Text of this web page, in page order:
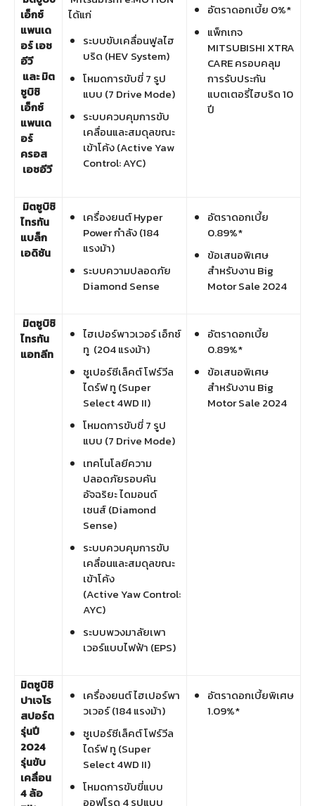
เอ็กซ์
แพนเด
อร์เอช
อีวี
และมิต
ซูบิชิ
เอ็กซ์
แพนเด
อร์
ครอส
เอชอีวี
ได้แก่
ระบบขับเคลื่อนฟูลไฮ
บริด (HEV System)
โหมดการขับขี่ 7 รูป
แบบ (7 Drive Mode)
ระบบควบคุมการขับ
เคลื่อนและสมดุลขณะ
เข้าโค้ง (Active Yaw
Control: AYC)
อัตราดอกเบี้ย 0%*
แพ็กเกจ
MITSUBISHI XTRA
CARE ครอบคลุม
การรับประกัน
แบตเตอรี่ไฮบริด 10
ปี
มิตซูบิชิ
ไทรทัน
แบล็ก
เอดิชัน
เครื่องยนต์ Hyper
Power กำลัง (184
แรงม้า)
ระบบความปลอดภัย
Diamond Sense
อัตราดอกเบี้ย
0.89%*
ข้อเสนอพิเศษ
สำหรับงาน Big
Motor Sale 2024
มิตซูบิชิ
ไทรทัน
แอทลีท
ไฮเปอร์พาวเวอร์ เอ็กซ์
ทู (204 แรงม้า)
ซูเปอร์ซีเล็คต์ โฟร์วีล
ไดร์ฟ ทู (Super
Select 4WD II)
โหมดการขับขี่ 7 รูป
แบบ (7 Drive Mode)
เทคโนโลยีความ
ปลอดภัยรอบคัน
อัจฉริยะ ไดมอนด์
เซนส์ (Diamond
Sense)
ระบบควบคุมการขับ
เคลื่อนและสมดุลขณะ
เข้าโค้ง
(Active Yaw Control:
AYC)
ระบบพวงมาลัยเพา
เวอร์แบบไฟฟ้า (EPS)
อัตราดอกเบี้ย
0.89%*
ข้อเสนอพิเศษ
สำหรับงาน Big
Motor Sale 2024
มิตซูบิชิ
ปาเจโร
สปอร์ต
รุ่นปี
2024
รุ่นขับ
เคลื่อน
4ล้อ
เครื่องยนต์ ไฮเปอร์พา
วเวอร์ (184 แรงม้า)
ซูเปอร์ซีเล็คต์ โฟร์วีล
ไดร์ฟ ทู (Super
Select 4WD II)
โหมดการขับขี่แบบ
ออฟโรด 4 รูปแบบ
อัตราดอกเบี้ยพิเศษ
1.09%*